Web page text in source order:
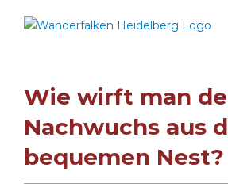
Inhalt
Wie wirft man
Nachwuchs aus
bequemen Nest?